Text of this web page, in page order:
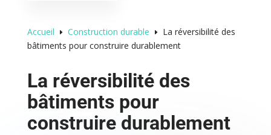
Accueil E Construction durable E
La réversibilité des
bâtiments pour construire durablement
La réversibilité des
bâtiments pour
construire durablement